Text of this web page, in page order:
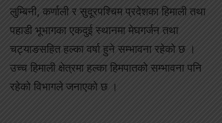
लुम्बिनी, कर्णाली र सुदूरपश्चिम प्रदेशका हिमाली तथा
पहाडी भूभागका एकदुई स्थानमा मेघगर्जन तथा
चट्याङसहित हल्का वर्षा हुने सम्भावना रहेको छ ।
उच्च हिमाली क्षेत्रमा हल्का हिमपातको सम्भावना पनि
रहेको विभागले जनाएको छ ।